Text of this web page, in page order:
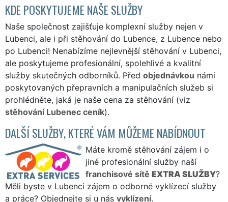
KDE POSKYTUJEME NAŠE SLUŽBY
Naše společnost zajišťuje komplexní služby nejen v
Lubenci, ale i při stěhování do Lubence, z Lubence nebo
po Lubenci! Nenabízíme nejlevnější stěhování v Lubenci,
ale poskytujeme profesionální, spolehlivé a kvalitní
služby skutečných odborníků. Před objednávkou námi
poskytovaných přepravních a manipulačních služeb si
prohlédněte, jaká je naše cena za stěhování (viz
stěhování Lubenec ceník).
DALŠÍ SLUŽBY, KTERÉ VÁM MŮŽEME NABÍDNOUT
Máte kromě stěhování zájem i o
jiné profesionální služby naší
franchisové sítě EXTRA SLUŽBY?
Měli byste v Lubenci zájem o odborné vyklízecí služby
a práce? Objednejte si u nás vyklízení.